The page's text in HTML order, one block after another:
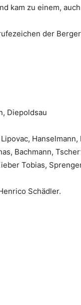
kam zu einem,
der
Diepoldsau
Bachmann,
Tobias,
Schädler.